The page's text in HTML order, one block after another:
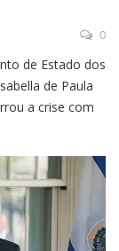
0
de Estado dos
de Paula
a crise com